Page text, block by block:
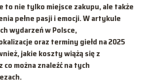
to nie tylko miejsce zakupu, ale także
pełne pasji i emocji. W artykule
wydarzeń w Polsce,
oraz terminy giełd na 2025
jakie koszty wiążą się z
można znaleźć na tych